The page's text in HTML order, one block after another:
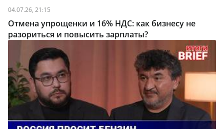
04.07.26, 21:15
Отмена упрощенки и 16% НДС: как бизнесу не
разориться и повысить зарплаты?